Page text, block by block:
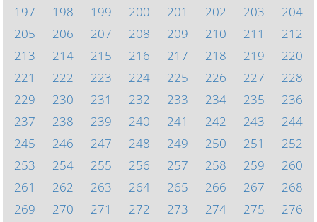
197
198 199 200 201 202 203
204
205
206 207 208 209 210 211
212
213
214 215 216 217 218 219
220
221
222 223 224 225 226 227
228
229
230 231 232 233 234 235
236
237
238 239 240 241 242 243
244
245
246 247 248 249 250 251
252
253
254 255 256 257 258 259
260
261
262 263 264 265 266 267
268
269
270 271 272 273 274 275
276